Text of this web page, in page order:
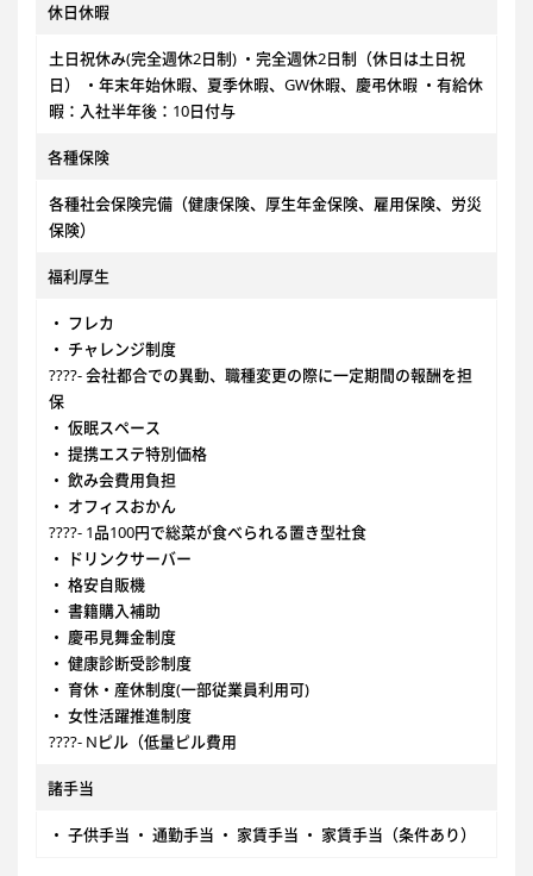
休日休暇
土日祝休み(完全週休2日制) ・完全週休2日制（休日は土日祝
日） ・年末年始休暇、夏季休暇、GW休暇、慶弔休暇 ・有給休
暇：入社半年後：10日付与
各種保険
各種社会保険完備（健康保険、厚生年金保険、雇用保険、労災
保険）
福利厚生
・ フレカ
・ チャレンジ制度
????- 会社都合での異動、職種変更の際に一定期間の報酬を担
保
・ 仮眠スペース
・ 提携エステ特別価格
・ 飲み会費用負担
・ オフィスおかん
????- 1品100円で総菜が食べられる置き型社食
・ ドリンクサーバー
・ 格安自販機
・ 書籍購入補助
・ 慶弔見舞金制度
・ 健康診断受診制度
・ 育休・産休制度(一部従業員利用可)
・ 女性活躍推進制度
????- Nピル（低量ピル費用
諸手当
・ 子供手当 ・ 通勤手当 ・ 家賃手当 ・ 家賃手当（条件あり）